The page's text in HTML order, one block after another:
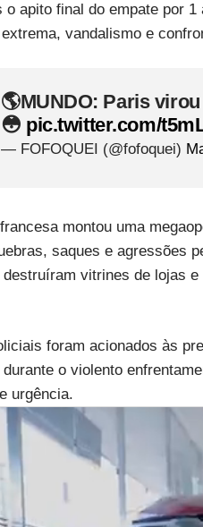
o apito final do empate por
vandalismo e
🌎MUNDO: Paris
😳 pic.twitter.com/
— FOFOQUEI (@fofoquei)
montou uma
saques e agressões
vitrines de lojas
foram acionados às
o violento
urgência.